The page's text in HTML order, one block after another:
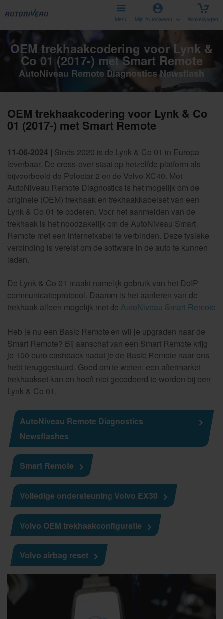
Menu Mijn AutoNiveau Winkelwagen
OEM trekhaakcodering voor Lynk &
Co 01 (2017-) met Smart Remote
AutoNiveau Remote Diagnostics Newsflash
OEM trekhaakcodering voor Lynk & Co
01 (2017-) met Smart Remote
11-06-2024 | Sinds 2020 is de Lynk & Co 01 in Europa
leverbaar. De cross-over staat op hetzelfde platform als
bijvoorbeeld de Polestar 2 en de Volvo XC40. Met
AutoNiveau Remote Diagnostics is het mogelijk om de
originele (OEM) trekhaak en trekhaakkabelset van een
Lynk & Co 01 te coderen. Voor het aanmelden van de
trekhaak is het noodzakelijk om de AutoNiveau Smart
Remote met een internetkabel te verbinden. Deze fysieke
verbinding is vereist om de software in de auto te kunnen
laden.
De Lynk & Co 01 maakt namelijk gebruik van het DoIP
communicatieprotocol. Daarom is het aanleren van de
trekhaak alleen mogelijk met de AutoNiveau Smart Remote
Heb je nu een Basic Remote en wil je upgraden naar de
Smart Remote? Bij aanschaf van een Smart Remote krijg
je 100 euro cashback nadat je de Basic Remote naar ons
hebt teruggestuurd. Goed om te weten: een aftermarket
trekhaakset kan en hoeft niet gecodeerd te worden bij een
Lynk & Co 01.
AutoNiveau Remote Diagnostics
Newsflashes
Smart Remote
Volledige ondersteuning Volvo EX30
Volvo OEM trekhaakconfiguratie
Volvo airbag reset